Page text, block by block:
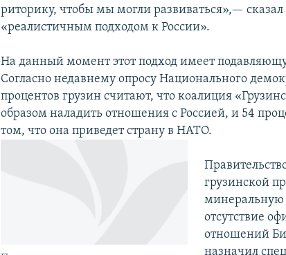
риторику, чтобы мы могли развиваться»,—
«реалистичным подходом к России».
На данный момент этот подход имеет
Согласно недавнему опросу Национального
процентов грузин считают, что коалиция
образом наладить отношения с Россией, и 54
том, что она приведет страну в НАТО.
грузинской
минеральную
отсутствие
отношений
назначил